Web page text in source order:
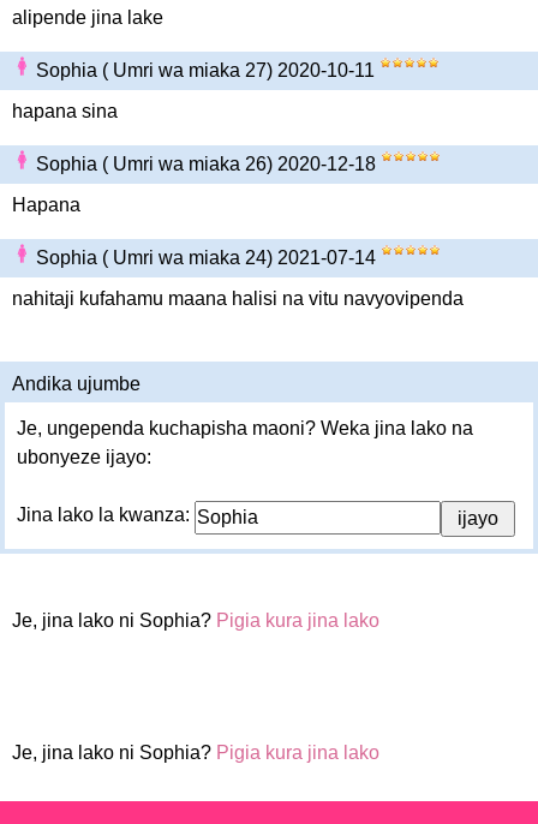
alipende jina lake
Sophia ( Umri wa miaka 27) 2020-10-11
hapana sina
Sophia ( Umri wa miaka 26) 2020-12-18
Hapana
Sophia ( Umri wa miaka 24) 2021-07-14
nahitaji kufahamu maana halisi na vitu navyovipenda
Andika ujumbe
Je, ungependa kuchapisha maoni? Weka jina lako na
ubonyeze ijayo:
Jina lako la kwanza:
Je, jina lako ni Sophia? Pigia kura jina lako
Je, jina lako ni Sophia? Pigia kura jina lako